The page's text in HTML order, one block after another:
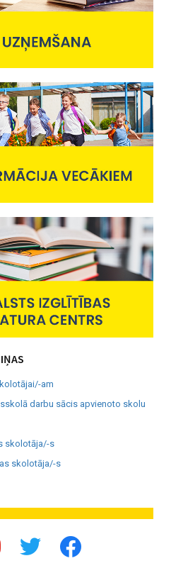
am
darbu sācis apvienoto skolu
skolotāja/-s
skolotāja/-s